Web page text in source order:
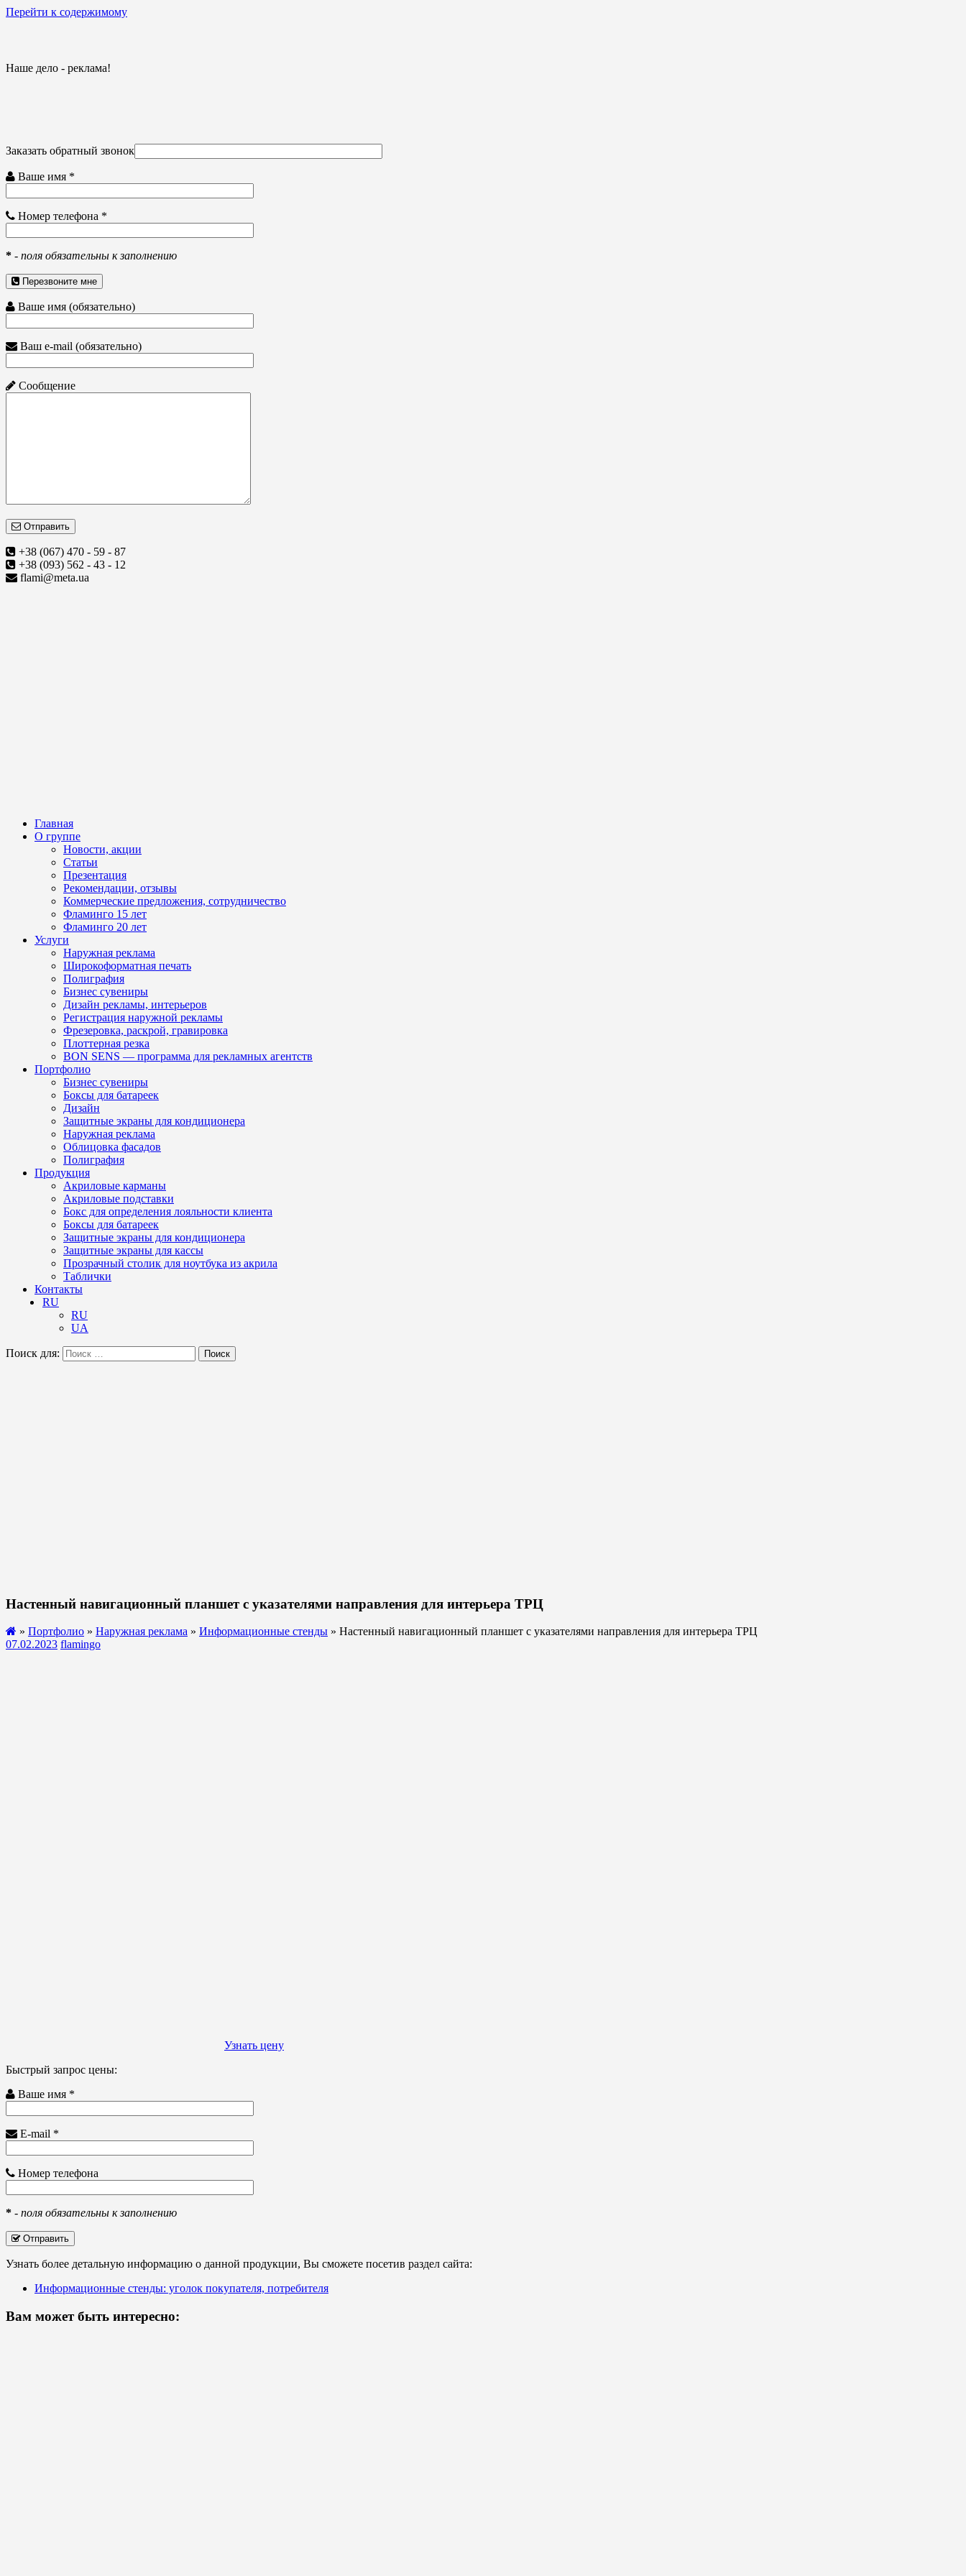
Перейти к содержимому
Наше дело - реклама!
Заказать обратный звонок
Ваше имя *
Номер телефона *
* - поля обязательны к заполнению
Перезвоните мне
Ваше имя (обязательно)
Ваш e-mail (обязательно)
Сообщение
Отправить
+38 (067) 470 - 59 - 87
+38 (093) 562 - 43 - 12
flami@meta.ua
Главная
О группе
Новости, акции
Статьи
Презентация
Рекомендации, отзывы
Коммерческие предложения, сотрудничество
Фламинго 15 лет
Фламинго 20 лет
Услуги
Наружная реклама
Широкоформатная печать
Полиграфия
Бизнес сувениры
Дизайн рекламы, интерьеров
Регистрация наружной рекламы
Фрезеровка, раскрой, гравировка
Плоттерная резка
BON SENS — программа для рекламных агентств
Портфолио
Бизнес сувениры
Боксы для батареек
Дизайн
Защитные экраны для кондиционера
Наружная реклама
Облицовка фасадов
Полиграфия
Продукция
Акриловые карманы
Акриловые подставки
Бокс для определения лояльности клиента
Боксы для батареек
Защитные экраны для кондиционера
Защитные экраны для кассы
Прозрачный столик для ноутбука из акрила
Таблички
Контакты
RU
RU
UA
Поиск для: Поиск
Настенный навигационный планшет с указателями направления для интерьера ТРЦ
» Портфолио » Наружная реклама » Информационные стенды » Настенный навигационный планшет с указателями направления для интерьера ТРЦ
07.02.2023 flamingo
Узнать цену
Быстрый запрос цены:
Ваше имя *
E-mail *
Номер телефона
* - поля обязательны к заполнению
Отправить
Узнать более детальную информацию о данной продукции, Вы сможете посетив раздел сайта:
Информационные стенды: уголок покупателя, потребителя
Вам может быть интересно: